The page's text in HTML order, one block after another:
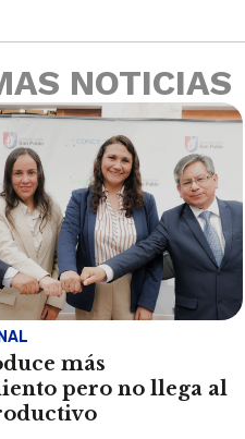
NOTICIAS
más
pero no llega al